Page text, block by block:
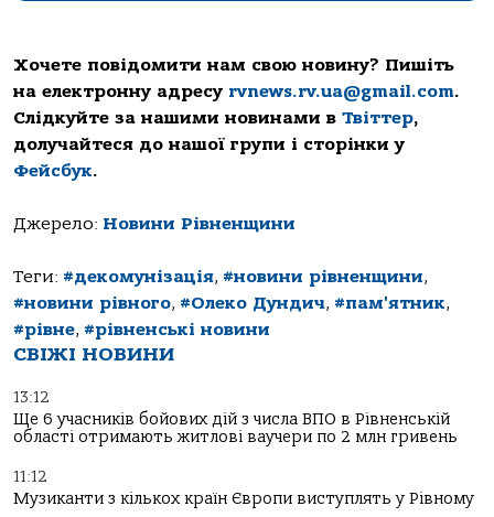
Хочете повідомити нам свою новину? Пишіть
на електронну адресу rvnews.rv.ua@gmail.com.
Слідкуйте за нашими новинами в Твіттер,
долучайтеся до нашої групи і сторінки у
Фейсбук.
Джерело: Новини Рівненщини
Теги: #декомунізація, #новини рівненщини,
#новини рівного, #Олеко Дундич, #пам'ятник,
#рівне, #рівненські новини
СВІЖІ НОВИНИ
13:12
Ще 6 учасників бойових дій з числа ВПО в Рівненській
області отримають житлові ваучери по 2 млн гривень
11:12
Музиканти з кількох країн Європи виступлять у Рівному